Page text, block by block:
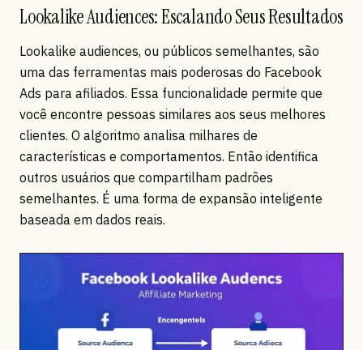
Lookalike Audiences: Escalando Seus Resultados
Lookalike audiences, ou públicos semelhantes, são
uma das ferramentas mais poderosas do Facebook
Ads para afiliados. Essa funcionalidade permite que
você encontre pessoas similares aos seus melhores
clientes. O algoritmo analisa milhares de
características e comportamentos. Então identifica
outros usuários que compartilham padrões
semelhantes. É uma forma de expansão inteligente
baseada em dados reais.